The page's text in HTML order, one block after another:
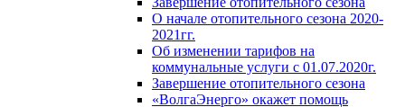
О начале отопительного сезона 2020-
2021гг.
Об изменении тарифов на
коммунальные услуги с 01.07.2020г.
Завершение отопительного сезона
«ВолгаЭнерго» окажет помощь